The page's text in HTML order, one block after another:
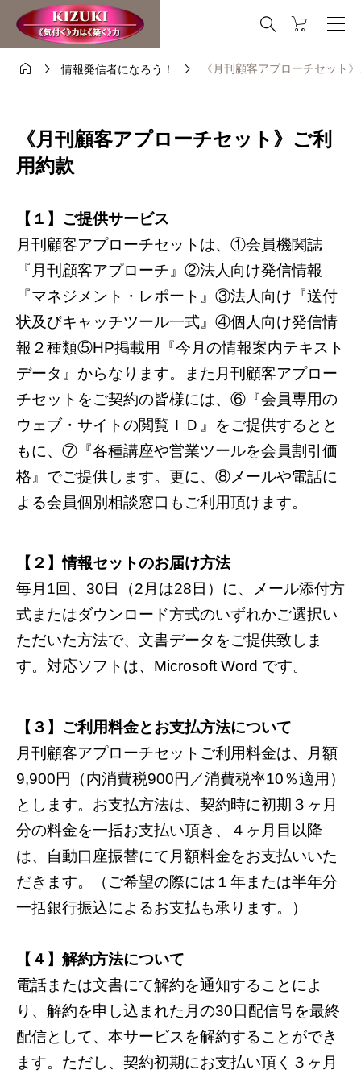

  情報発信者になろう！  《月刊顧客アプローチセット
《月刊顧客アプローチセット》ご利
用約款
【１】ご提供サービス
月刊顧客アプローチセットは、①会員機関誌
『月刊顧客アプローチ』②法人向け発信情報
『マネジメント・レポート』③法人向け『送付
状及びキャッチツール一式』④個人向け発信情
報２種類⑤HP掲載用『今月の情報案内テキスト
データ』からなります。また月刊顧客アプロー
チセットをご契約の皆様には、⑥『会員専用の
ウェブ・サイトの閲覧ＩＤ』をご提供するとと
もに、⑦『各種講座や営業ツールを会員割引価
格』でご提供します。更に、⑧メールや電話に
よる会員個別相談窓口もご利用頂けます。
【２】情報セットのお届け方法
毎月1回、30日（2月は28日）に、メール添付方
式またはダウンロード方式のいずれかご選択い
ただいた方法で、文書データをご提供致しま
す。対応ソフトは、Microsoft Word です。
【３】ご利用料金とお支払方法について
月刊顧客アプローチセットご利用料金は、月額
9,900円（内消費税900円／消費税率10％適用）
とします。お支払方法は、契約時に初期３ヶ月
分の料金を一括お支払い頂き、４ヶ月目以降
は、自動口座振替にて月額料金をお支払いいた
だきます。（ご希望の際には１年または半年分
一括銀行振込によるお支払も承ります。）
【４】解約方法について
電話または文書にて解約を通知することによ
り、解約を申し込まれた月の30日配信号を最終
配信として、本サービスを解約することができ
ます。ただし、契約初期にお支払い頂く３ヶ月
これはデモストアです — 注文は出来ません。 非表示